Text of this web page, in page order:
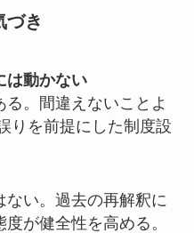
づき
は動かない
る。間違えないことよ
りを前提にした制度設
ない。過去の再解釈に
が健全性を高める。